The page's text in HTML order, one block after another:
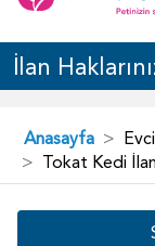
İlan
Anasayfa
Tokat Kedi